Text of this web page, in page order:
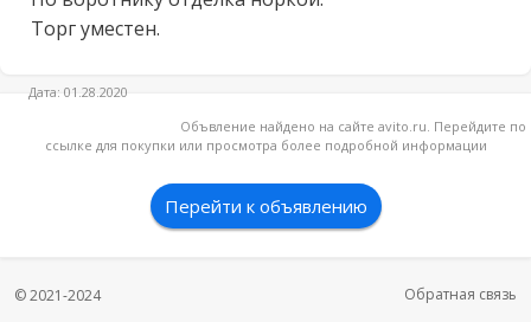
Торг уместен.
Дата: 01.28.2020
Объвление найдено на сайте avito.ru. Перейдите по
ссылке для покупки или просмотра более подробной информации
Перейти к объявлению
© 2021-2024 Обратная связь